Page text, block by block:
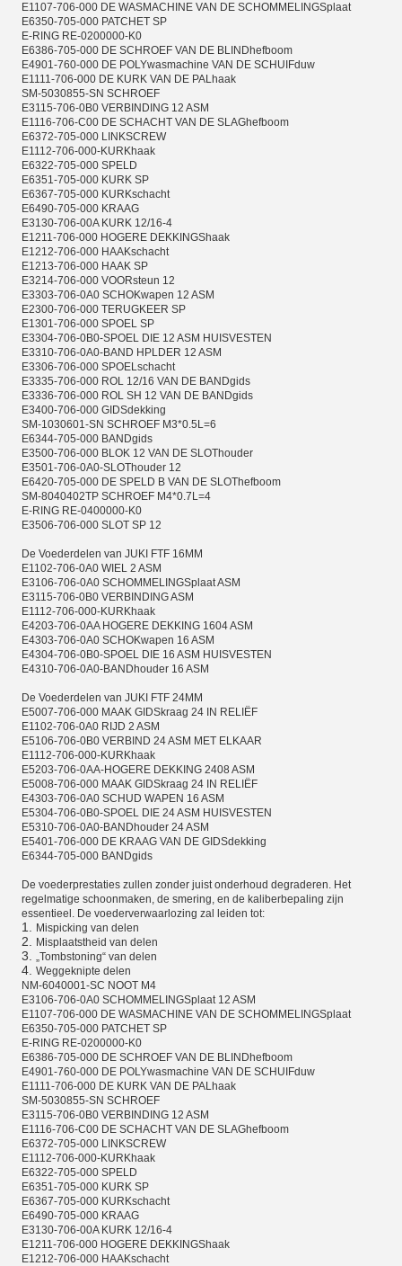
E1107-706-000 DE WASMACHINE VAN DE SCHOMMELINGSplaat
E6350-705-000 PATCHET SP
E-RING RE-0200000-K0
E6386-705-000 DE SCHROEF VAN DE BLINDhefboom
E4901-760-000 DE POLYwasmachine VAN DE SCHUIFduw
E1111-706-000 DE KURK VAN DE PALhaak
SM-5030855-SN SCHROEF
E3115-706-0B0 VERBINDING 12 ASM
E1116-706-C00 DE SCHACHT VAN DE SLAGhefboom
E6372-705-000 LINKSCREW
E1112-706-000-KURKhaak
E6322-705-000 SPELD
E6351-705-000 KURK SP
E6367-705-000 KURKschacht
E6490-705-000 KRAAG
E3130-706-00A KURK 12/16-4
E1211-706-000 HOGERE DEKKINGShaak
E1212-706-000 HAAKschacht
E1213-706-000 HAAK SP
E3214-706-000 VOORsteun 12
E3303-706-0A0 SCHOKwapen 12 ASM
E2300-706-000 TERUGKEER SP
E1301-706-000 SPOEL SP
E3304-706-0B0-SPOEL DIE 12 ASM HUISVESTEN
E3310-706-0A0-BAND HPLDER 12 ASM
E3306-706-000 SPOELschacht
E3335-706-000 ROL 12/16 VAN DE BANDgids
E3336-706-000 ROL SH 12 VAN DE BANDgids
E3400-706-000 GIDSdekking
SM-1030601-SN SCHROEF M3*0.5L=6
E6344-705-000 BANDgids
E3500-706-000 BLOK 12 VAN DE SLOThouder
E3501-706-0A0-SLOThouder 12
E6420-705-000 DE SPELD B VAN DE SLOThefboom
SM-8040402TP SCHROEF M4*0.7L=4
E-RING RE-0400000-K0
E3506-706-000 SLOT SP 12
De Voederdelen van JUKI FTF 16MM
E1102-706-0A0 WIEL 2 ASM
E3106-706-0A0 SCHOMMELINGSplaat ASM
E3115-706-0B0 VERBINDING ASM
E1112-706-000-KURKhaak
E4203-706-0AA HOGERE DEKKING 1604 ASM
E4303-706-0A0 SCHOKwapen 16 ASM
E4304-706-0B0-SPOEL DIE 16 ASM HUISVESTEN
E4310-706-0A0-BANDhouder 16 ASM
De Voederdelen van JUKI FTF 24MM
E5007-706-000 MAAK GIDSkraag 24 IN RELIËF
E1102-706-0A0 RIJD 2 ASM
E5106-706-0B0 VERBIND 24 ASM MET ELKAAR
E1112-706-000-KURKhaak
E5203-706-0AA-HOGERE DEKKING 2408 ASM
E5008-706-000 MAAK GIDSkraag 24 IN RELIËF
E4303-706-0A0 SCHUD WAPEN 16 ASM
E5304-706-0B0-SPOEL DIE 24 ASM HUISVESTEN
E5310-706-0A0-BANDhouder 24 ASM
E5401-706-000 DE KRAAG VAN DE GIDSdekking
E6344-705-000 BANDgids
De voederprestaties zullen zonder juist onderhoud degraderen. Het
regelmatige schoonmaken, de smering, en de kaliberbepaling zijn
essentieel. De voederverwaarlozing zal leiden tot:
1. Mispicking van delen
2. Misplaatstheid van delen
3. „Tombstoning“ van delen
4. Weggeknipte delen
NM-6040001-SC NOOT M4
E3106-706-0A0 SCHOMMELINGSplaat 12 ASM
E1107-706-000 DE WASMACHINE VAN DE SCHOMMELINGSplaat
E6350-705-000 PATCHET SP
E-RING RE-0200000-K0
E6386-705-000 DE SCHROEF VAN DE BLINDhefboom
E4901-760-000 DE POLYwasmachine VAN DE SCHUIFduw
E1111-706-000 DE KURK VAN DE PALhaak
SM-5030855-SN SCHROEF
E3115-706-0B0 VERBINDING 12 ASM
E1116-706-C00 DE SCHACHT VAN DE SLAGhefboom
E6372-705-000 LINKSCREW
E1112-706-000-KURKhaak
E6322-705-000 SPELD
E6351-705-000 KURK SP
E6367-705-000 KURKschacht
E6490-705-000 KRAAG
E3130-706-00A KURK 12/16-4
E1211-706-000 HOGERE DEKKINGShaak
E1212-706-000 HAAKschacht